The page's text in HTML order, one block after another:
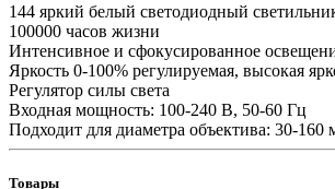
144 яркий белый светодиодный
100000 часов жизни
Интенсивное и сфокусированное
Яркость 0-100% регулируемая, высокая
Регулятор силы света
Входная мощность: 100-240 В, 50-60 Гц
Подходит для диаметра объектива: 30-160
Товары